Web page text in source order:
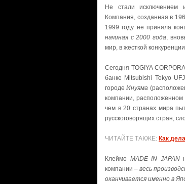
Не стали исключением
Компания, созданная в
1999 году не приняла
начиная с 2000 года,
мир, в жесткой
Сегодня TOGIYA
банке Mitsubishi Tokyo
городеИнуяма
компании, расположенном
чем в 20 странах мира
русскоговорящих стран,
ЧИТАЙТЕ ТАКЖЕ: Как
Клеймо MADE IN JAPAN
компании –весь
оканчивается именно в